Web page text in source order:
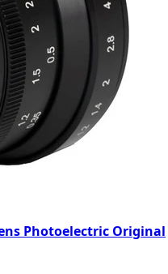
Photoelectric Original